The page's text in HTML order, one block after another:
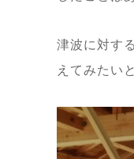
津波に対す
えてみたい